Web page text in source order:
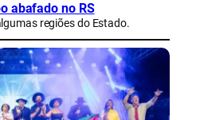
abafado no RS
regiões do Estado.